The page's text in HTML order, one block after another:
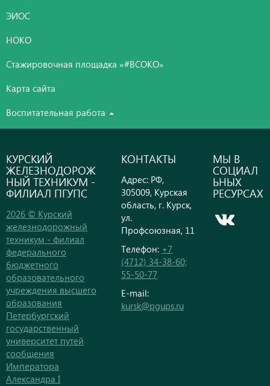
ЭИОС
НОКО
Стажировочная площадка «#ВСОКО»
Карта сайта
Воспитательная работа
КУРСКИЙ
ЖЕЛЕЗНОДОРОЖ
НЫЙ ТЕХНИКУМ -
ФИЛИАЛ ПГУПС
2026 © Курский
железнодорожный
техникум - филиал
федерального
бюджетного
образовательного
учреждения высшего
образования
Петербургский
государственный
университет путей
сообщения
Императора
Александра I
КОНТАКТЫ
Адрес: РФ,
305009, Курская
область, г. Курск,
ул.
Профсоюзная, 11
Телефон: +7
(4712) 34-38-60;
55-50-77
E-mail:
kursk@pgups.ru
МЫ В
СОЦИАЛ
ЬНЫХ
РЕСУРСАХ